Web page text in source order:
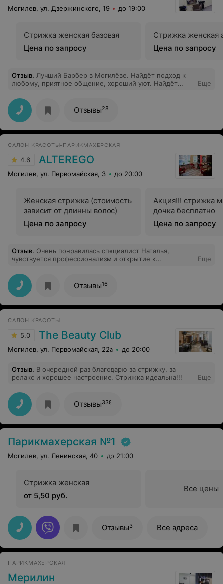
Могилев, ул. Дзержинского, 19 до 19:00
Стрижка женская базовая
Цена по запросу
Стрижка женская
Цена по запросу
Отзыв. Лучший Барбер в Могилёве. Найдёт подход к
любому, приятное общение, хороший уют. Найдёт
Еще
Отзывы28
САЛОН КРАСОТЫ-ПАРИКМАХЕРСКАЯ
4.6 ALTEREGO
Могилев, ул. Первомайская, 3 до 20:00
Женская стрижка (стоимость
зависит от длинны волос)
Цена по запросу
Акция!!! стрижка
дочка бесплатно
Цена по запросу
Отзыв. Очень понравилась специалист Наталья,
чувствуется профессионализм и открытие к
Еще
Отзывы16
САЛОН КРАСОТЫ
5.0 The Beauty Club
Могилев, ул. Первомайская, 22а до 20:00
Отзыв. В очередной раз благодарю за стрижку, за
релакс и хорошее настроение. Стрижка идеальна!!!
Еще
Отзывы338
Парикмахерская №1
Могилев, ул. Ленинская, 40 до 21:00
Стрижка женская
от 5,50 руб.
Все цены
Отзывы3 Все адреса
ПАРИКМАХЕРСКАЯ
Мерилин